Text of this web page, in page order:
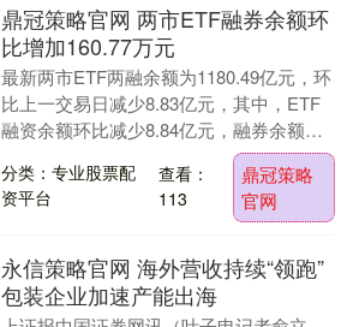
鼎冠策略官网 两市ETF融券余额环
比增加160.77万元
最新两市ETF两融余额为1180.49亿元，环
比上一交易日减少8.83亿元，其中，ETF
融资余额环比减少8.84亿元，融券余额环
比增加160.77万元。 证券时....
分类：专业股票配
资平台
查看：
113
鼎冠策略
官网
永信策略官网 海外营收持续“领跑”
包装企业加速产能出海